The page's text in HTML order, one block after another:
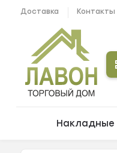
Доставка Контакты
Накладные